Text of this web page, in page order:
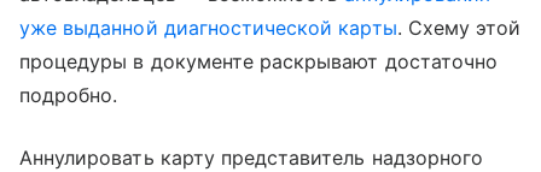
уже выданной диагностической карты. Схему этой
процедуры в документе раскрывают достаточно
подробно.
Аннулировать карту представитель надзорного